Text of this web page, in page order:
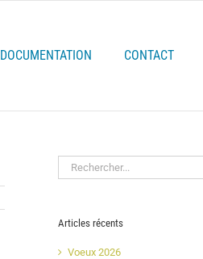
DOCUMENTATION CONTACT
Rechercher:
Articles récents
Voeux 2026